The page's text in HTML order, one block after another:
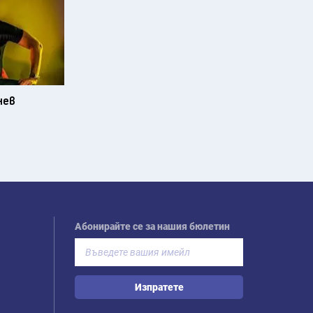
Абонирайте се за нашия бюлетин
Изпратете